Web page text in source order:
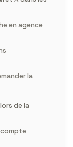
en agence
la
de la